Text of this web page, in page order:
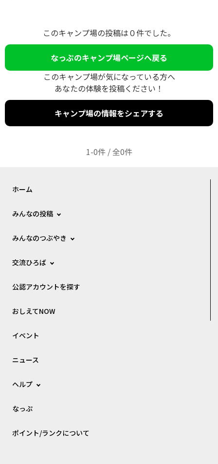
このキャンプ場の投稿は０件でした。
なっぷのキャンプ場ページへ戻る
このキャンプ場が気になっている方へ
あなたの体験を投稿ください！
キャンプ場の情報をシェアする
1-0件 / 全0件
ホーム
みんなの投稿
みんなのつぶやき
交流ひろば
公認アカウントを探す
おしえてNOW
イベント
ニュース
ヘルプ
なっぷ
ポイント/ランクについて